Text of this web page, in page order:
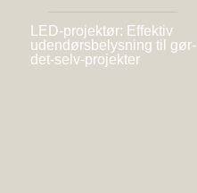
LED-projektør: Effektiv
udendørsbelysning til gør-
det-selv-projekter